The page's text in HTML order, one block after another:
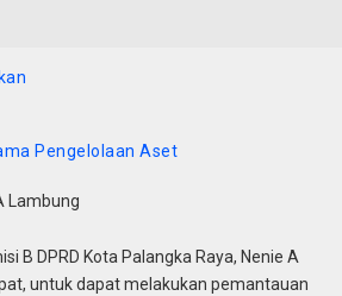
Pengelolaan Aset
Lambung
B DPRD Kota Palangka Raya, Nenie A
untuk dapat melakukan pemantauan